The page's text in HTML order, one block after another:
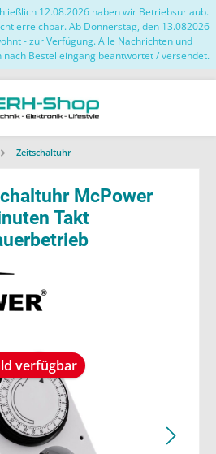
12.08.2026 haben wir Betriebsurlaub.
erreichbar. Ab Donnerstag, den 13.082026
- zur Verfügung. Alle Nachrichten und
nach Bestelleingang beantwortet / versendet.
Zeitschaltuhr
McPower
Takt
verfügbar